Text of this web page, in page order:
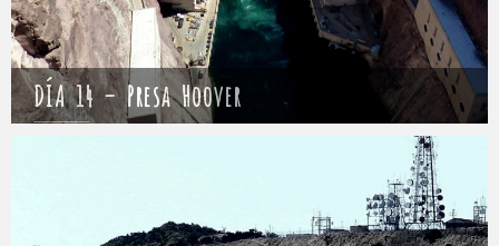
DÍA 14 – Presa Hoover
Mathieu